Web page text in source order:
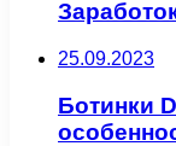
25.09.2023
Ботинки